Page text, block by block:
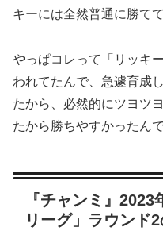
キーには全然普通に勝てて
やっぱコレって「リッキ
われてたんで、急遽育成
たから、必然的にツヨツ
たから勝ちやすかったん
『チャンミ』
リーグ」ラウンド